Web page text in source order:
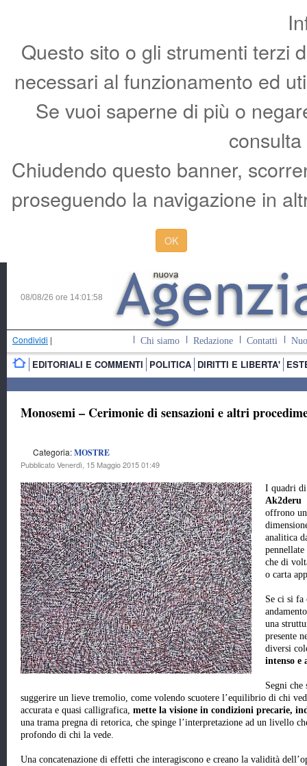
Questo sito o gli strumenti terzi
necessari al funzionamento ed
Se vuoi saperne di più o
Chiudendo questo banner,
proseguendo la navigazione in
OK
08/08/26 ore 14:01:59
Condividi | Chi siamo Redazione Contatti
EDITORIALI E COMMENTI POLITICA DIRITTI E LIBERTA'
Monosemi – Cerimonie di sensazioni e altri
Categoria:MOSTRE
Pubblicato Venerdì, 15 Maggio 2015 01:49
I quadri di
Ak2deru
offrono
analitica
che di
o carta
Se ci si fa
una
presente
diversi
intenso e
Segni che
suggerire un lieve tremolio, come volendo scuotere l’equilibrio di chi
accurata e quasi calligrafica, mette la visione in condizioni precarie,
una trama pregna di retorica, che spinge l’interpretazione ad un livello
profondo di chi la vede.
Una concatenazione di effetti che interagiscono e creano la validità